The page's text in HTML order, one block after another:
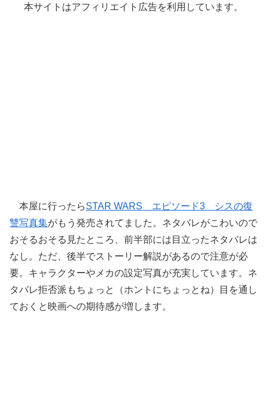
本サイトはアフィリエイト広告を利用しています。
本屋に行ったらSTAR WARS エピソード3 シスの復
讐写真集がもう発売されてました。ネタバレがこわいので
おそるおそる見たところ、前半部には目立ったネタバレは
なし。ただ、後半でストーリー解説があるので注意が必
要。キャラクターやメカの設定写真が充実しています。ネ
タバレ拒否派もちょっと（ホントにちょっとね）目を通し
ておくと映画への期待感が増します。